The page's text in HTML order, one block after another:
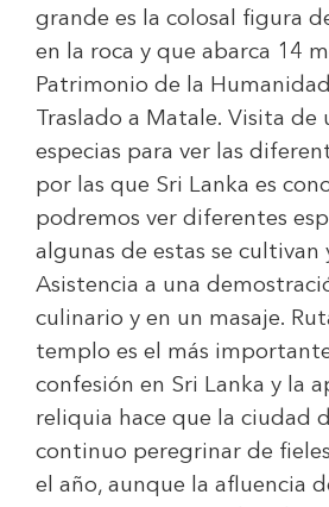
grande es la colosal figura
en la roca y que abarca 14
Patrimonio de la
Traslado a Matale. Visita de
especias para ver las
por las que Sri Lanka es
podremos ver diferentes
algunas de estas se cultivan
Asistencia a una
culinario y en un masaje.
templo es el más
confesión en Sri Lanka y la
reliquia hace que la ciudad
continuo peregrinar de
el año, aunque la afluencia